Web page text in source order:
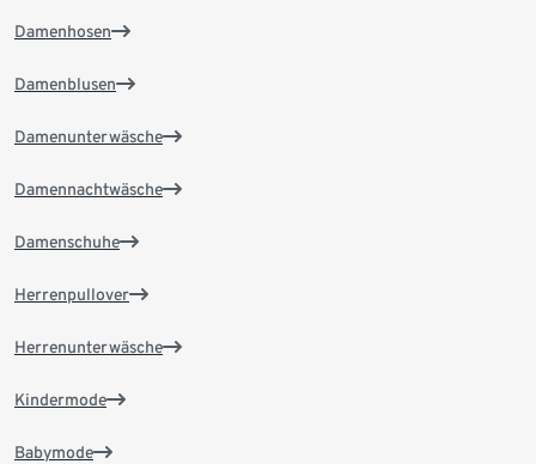
Damenhosen
Damenblusen
Damenunterwäsche
Damennachtwäsche
Damenschuhe
Herrenpullover
Herrenunterwäsche
Kindermode
Babymode